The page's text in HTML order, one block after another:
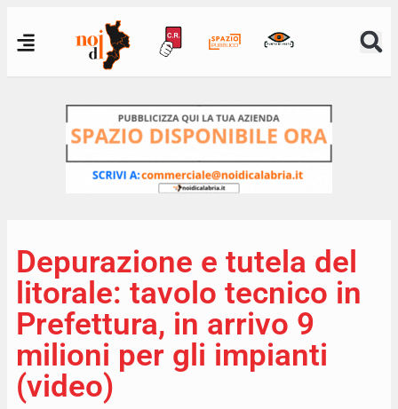
Depurazione e tutela del
litorale: tavolo tecnico in
Prefettura, in arrivo 9
milioni per gli impianti
(video)